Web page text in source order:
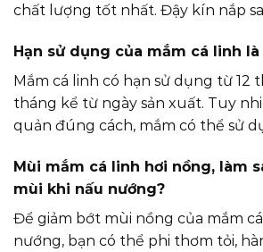
chất lượng tốt nhất. Đậy kín nắp
Hạn sử dụng của mắm cá linh là
Mắm cá linh có hạn sử dụng từ 12
tháng kể từ ngày sản xuất. Tuy
quản đúng cách, mắm có thể sử
Mùi mắm cá linh hơi nồng, làm
mùi khi nấu nướng?
Để giảm bớt mùi nồng của mắm
nướng, bạn có thể phi thơm tỏi,